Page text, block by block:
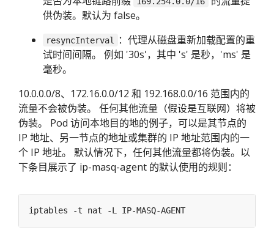
供伪装。默认为 false。
resyncInterval
：代理从磁盘重新加载配置的重
试时间间隔。 例如 '30s'，其中 's' 是秒，'ms' 是
毫秒。
10.0.0.0/8、172.16.0.0/12 和 192.168.0.0/16 范围内的
流量不会被伪装。 任何其他流量（假设是互联网）将被
伪装。 Pod 访问本地目的地的例子，可以是其节点的
IP 地址、另一节点的地址或集群的 IP 地址范围内的一
个 IP 地址。 默认情况下，任何其他流量都将伪装。以
下条目展示了 ip-masq-agent 的默认使用的规则：